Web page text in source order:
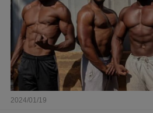
2024/01/19